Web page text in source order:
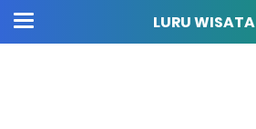
LURU WISATA